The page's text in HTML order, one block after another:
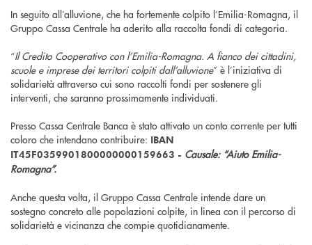
In seguito all’alluvione, che ha fortemente colpito l’Emilia-Romagna, il
Gruppo Cassa Centrale ha aderito alla raccolta fondi di categoria.
“Il Credito Cooperativo con l’Emilia-Romagna. A fianco dei cittadini,
scuole e imprese dei territori colpiti dall’alluvione” è l’iniziativa di
solidarietà attraverso cui sono raccolti fondi per sostenere gli
interventi, che saranno prossimamente individuati.
Presso Cassa Centrale Banca è stato attivato un conto corrente per tutti
coloro che intendano contribuire: IBAN
IT45F0359901800000000159663 - Causale: “Aiuto Emilia-
Romagna”.
Anche questa volta, il Gruppo Cassa Centrale intende dare un
sostegno concreto alle popolazioni colpite, in linea con il percorso di
solidarietà e vicinanza che compie quotidianamente.